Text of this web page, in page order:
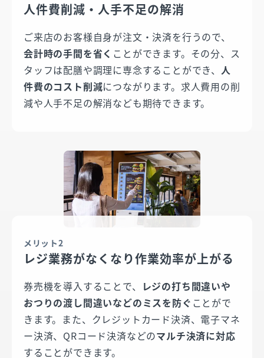
人件費削減・人手不足の解消
ご来店のお客様自身が注文・決済を行うので、
会計時の手間を省く ことができます。その分、ス
タッフは配膳や調理に専念することができ、 人
件費のコスト削減につながります。求人費用の削
減や人手不足の解消なども期待できます。
メリット2
レジ業務がなくなり作業効率が上がる
券売機を導入することで、
レジの打ち間違いや
おつりの渡し間違いなどのミスを防ぐ ことがで
きます。また、クレジットカード決済、電子マネ
ー決済、QRコード決済などのマルチ決済に対応
することができます。